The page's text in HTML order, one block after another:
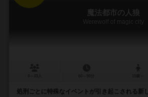
魔法都市の人狼
Werewolf of magic city
処刑ごとに特殊なイベントが引き起こされる新